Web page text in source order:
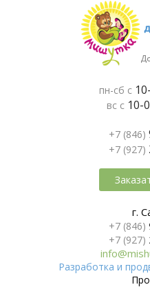
пн-сб с
вс с 10-
+7 (846)
+7 (927)
г.
+7 (846)
+7 (927)
Разработка и